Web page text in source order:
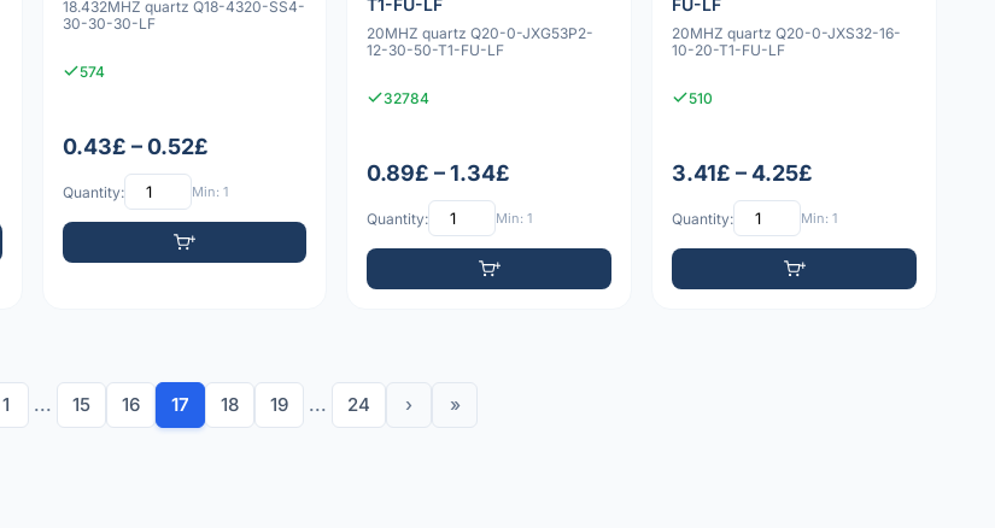
18.432MHZ quartz Q18-4320-SS4-
30-30-30-LF
574
0.43£ – 0.52£
Quantity: Min: 1
20MHZ quartz Q20-0-JXG53P2-
12-30-50-T1-FU-LF
32784
0.89£ – 1.34£
Quantity: Min: 1
20MHZ quartz Q20-0-JXS32-16-
10-20-T1-FU-LF
510
3.41£ – 4.25£
Quantity: Min: 1
1 ... 15 16 17 18 19 ... 24 › »